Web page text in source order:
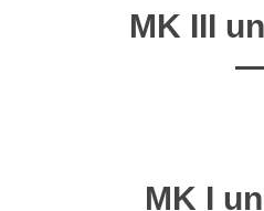
MK III
MK I